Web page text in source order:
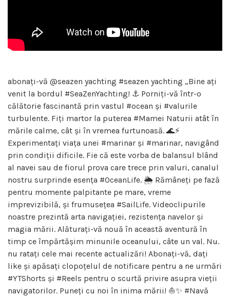
abonați-vă @seazen yachting #seazen yachting „Bine ați
venit la bordul #SeaZenYachting! ⚓️ Porniți-vă într-o
călătorie fascinantă prin vastul #ocean și #valurile
turbulente. Fiți martor la puterea #Mamei Naturii atât în ​​
mările calme, cât și în vremea furtunoasă. 🌊⚡️
Experimentați viața unei #marinar și #marinar, navigând
prin condiții dificile. Fie că este vorba de balansul blând
al navei sau de fiorul prova care trece prin valuri, canalul
nostru surprinde esența #OceanLife. 🌦️ Rămâneți pe fază
pentru momente palpitante pe mare, vreme
imprevizibilă, și frumusețea #SailLife. Videoclipurile
noastre prezintă arta navigației, rezistența navelor și
magia mării. Alăturați-vă nouă în această aventură în
timp ce împărtășim minunile oceanului, câte un val. Nu.
nu ratați cele mai recente actualizări! Abonați-vă, dați
like și apăsați clopoțelul de notificare pentru a ne urmări
#YTShorts și #Reels pentru o scurtă privire asupra vieții
navigatorilor. Puneți cu noi în inima mării! ⛵️✨ #Navă